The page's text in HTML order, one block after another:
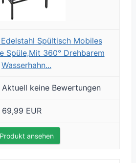
Spültisch Mobiles
Spüle,Mit 360° Drehbarem
Wasserhahn...
Aktuell keine Bewertungen
69,99 EUR
Produkt ansehen